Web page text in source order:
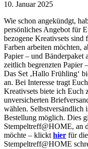
10. Januar 2025
Wie schon angekündgt,
persönliches Angebot für
bezogene Kreativsets sind
Farben arbeiten möchten,
Papier – und Bänderpaket
zeitlich begrenzten Papier
Das Set ‚Hallo Frühling‘
an. Bei Interesse tragt
Kreativsets biete ich Euch
unversicherten
wählen. Selbstversändlich
Bestellung möglich. Dies
Stempeltreff@HOME, an
möchte – klickt hier für
Stempeltreff@HOME